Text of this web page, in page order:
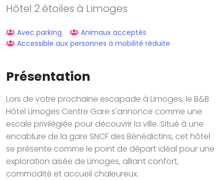
Hôtel 2 étoiles à Limoges
Avec parking
Animaux acceptés
Accessible aux personnes à mobilité réduite
Présentation
Lors de votre prochaine escapade à Limoges, le B&B
Hôtel Limoges Centre Gare s'annonce comme une
escale privilégiée pour découvrir la ville. Situé à une
encablure de la gare SNCF des Bénédictins, cet hôtel
se présente comme le point de départ idéal pour une
exploration aisée de Limoges, alliant confort,
commodité et accueil chaleureux.